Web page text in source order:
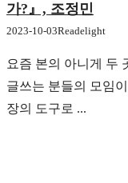
가?』, 조정민
2023-10-03Readelight
요즘 본의 아니게 두
글쓰는 분들의 모임
장의 도구로 ...